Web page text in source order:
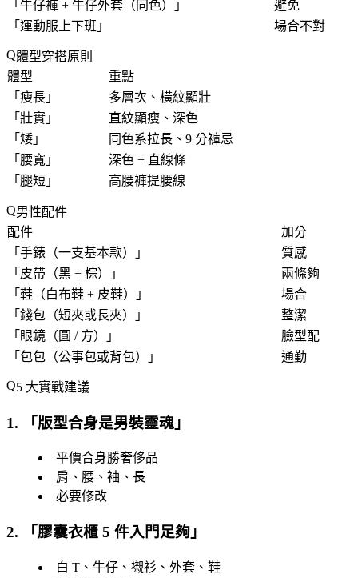
「 牛仔褲 + 牛仔外套（同色） 」
避免
「 運動服上下班 」 場合不對
體型穿搭原則
體型
重點
「 瘦長 」
多層次、橫紋顯壯
「 壯實 」
直紋顯瘦、深色
「 矮 」
同色系拉長、9 分褲忌
「 腰寬 」
深色 + 直線條
「 腿短 」 高腰褲提腰線
男性配件
配件
加分
「 手錶（一支基本款） 」
質感
「 皮帶（黑 + 棕） 」
兩條夠
「 鞋（白布鞋 + 皮鞋） 」
場合
「 錢包（短夾或長夾） 」
整潔
「 眼鏡（圓 / 方） 」
臉型配
「 包包（公事包或背包） 」 通勤
5 大實戰建議
1. 「版型合身是男裝靈魂 」
平價合身勝奢侈品
肩、腰、袖、長
必要修改
2. 「 膠囊衣櫃 5 件入門足夠 」
白 T、牛仔、襯衫、外套、鞋